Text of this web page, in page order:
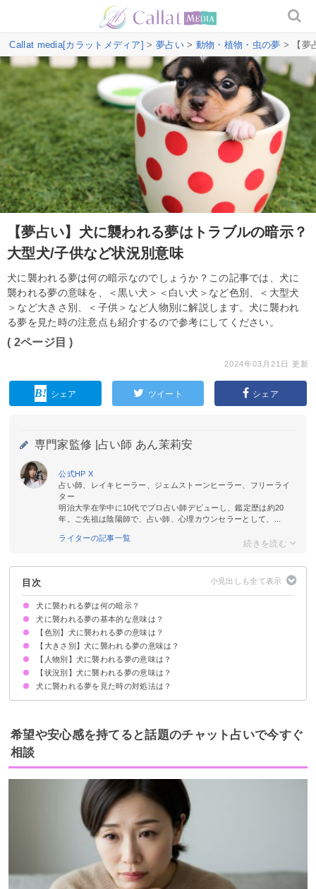
Callat media[カラットメディア] > 夢占い> 動物・植物・虫の夢 > 【夢
【夢占い】犬に襲われる夢はトラブルの暗示？
大型犬/子供など状況別意味
犬に襲われる夢は何の暗示なのでしょうか？この記事では、犬に
襲われる夢の意味を、＜黒い犬＞＜白い犬＞など色別、＜大型犬
＞など大きさ別、＜子供＞など人物別に解説します。犬に襲われ
る夢を見た時の注意点も紹介するので参考にしてください。
( 2ページ目 )
2024年03月21日 更新
シェア ツイート シェア
専門家監修 | 占い師 あん茉莉安
公式HP X
占い師、レイキヒーラー、ジェムストーンヒーラー、フリーライ
ター
明治大学在学中に10代でプロ占い師デビューし、鑑定歴は約20
年。ご先祖は陰陽師で、占い師、心理カウンセラーとして、...
ライターの記事一覧
目次
犬に襲われる夢は何の暗示？
犬に襲われる夢の基本的な意味は？
対人トラブルの暗示
状況によって意味が決まる
【色別】犬に襲われる夢の意味は？
黒い犬に襲われる夢【警告夢】
白い犬に襲われる夢【凶夢】
茶色の犬に襲われる夢【警告夢】
赤い犬に襲われる夢【凶夢】
【大きさ別】犬に襲われる夢の意味は？
大型犬に襲われる夢【警告夢】
子犬に襲われる夢【警告夢】
【人物別】犬に襲われる夢の意味は？
子供が犬に襲われる夢【警告夢】
友達が犬に襲われる夢【警告夢】
知らない人が犬に襲われる夢【警告夢】
恋人が犬に襲われる夢【警告夢】
【状況別】犬に襲われる夢の意味は？
犬に襲われて逃げる夢【凶夢】
犬に襲われて噛まれる夢【凶夢】
犬に襲われて抱っこする夢【凶夢】
犬に襲われる夢を見た時の対処法は？
周囲の人とのコミュニケーションに注意する
警告夢や凶夢の内容を人に話す
希望や安心感を持てると話題のチャット占いで今すぐ
相談